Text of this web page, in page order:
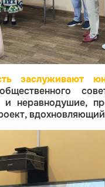
заслуживают
неравнодушие,